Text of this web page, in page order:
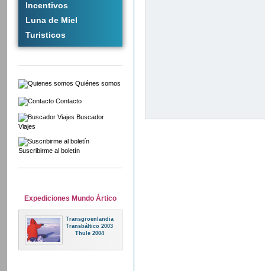
Incentivos
Luna de Miel
Turisticos
Quiénes somos
Contacto
Buscador
Viajes
Suscribirme al boletín
Expediciones Mundo Ártico
Transgroenlandia
Transbáltico 2003
Thule 2004